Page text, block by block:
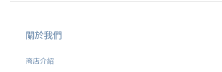
關於我們
商店介紹